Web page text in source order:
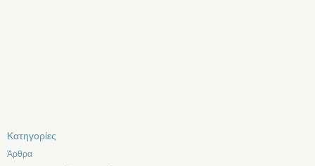
Kατηγορίες
Άρθρα